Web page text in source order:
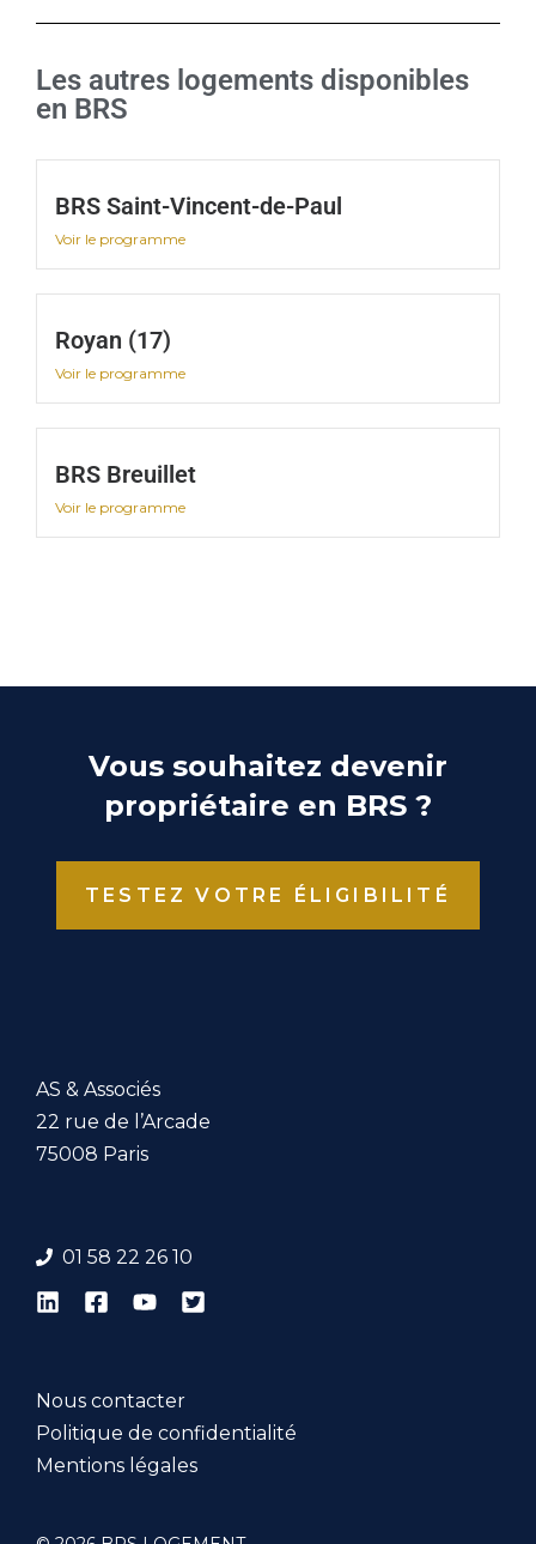
Les autres logements disponibles
en BRS
BRS Saint-Vincent-de-Paul
Voir le programme
Royan (17)
Voir le programme
BRS Breuillet
Voir le programme
Vous souhaitez devenir
propriétaire en BRS ?
TESTEZ VOTRE ÉLIGIBILITÉ
AS & Associés
22 rue de l’Arcade
75008 Paris
01 58 22 26 10
Nous contacter
Politique de confidentialité
Mentions légales